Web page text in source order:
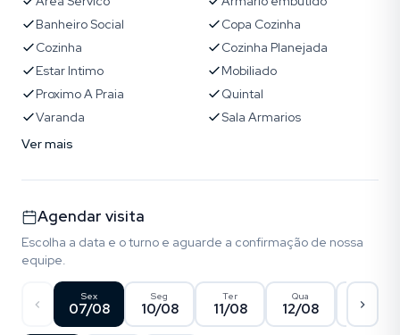
Banheiro Social
Copa Cozinha
Cozinha
Cozinha Planejada
Estar Intimo
Mobiliado
Proximo A Praia
Quintal
Varanda
Sala Armarios
Ver mais
Agendar visita
Escolha a data e o turno e aguarde a confirmação de nossa
equipe.
Sex
07/08
Seg
10/08
Ter
11/08
Qua
12/08 13/08